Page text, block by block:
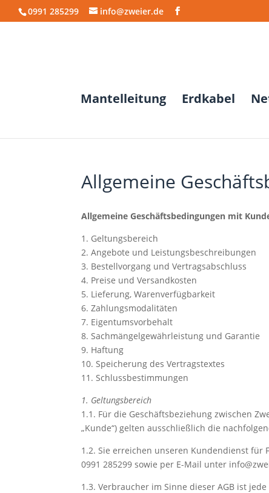
0991 285299 info@zweier.de
Mantelleitung Erdkabel
Allgemeine
Allgemeine Geschäftsbedingungen mit
1. Geltungsbereich
2. Angebote und Leistungsbeschreibungen
3. Bestellvorgang und Vertragsabschluss
4. Preise und Versandkosten
5. Lieferung, Warenverfügbarkeit
6. Zahlungsmodalitäten
7. Eigentumsvorbehalt
8. Sachmängelgewährleistung und Garantie
9. Haftung
10. Speicherung des Vertragstextes
11. Schlussbestimmungen
1. Geltungsbereich
1.1. Für die Geschäftsbeziehung zwischen
„Kunde“) gelten ausschließlich die
1.2. Sie erreichen unseren Kundendienst für
0991 285299 sowie per E-Mail unter
1.3. Verbraucher im Sinne dieser AGB ist